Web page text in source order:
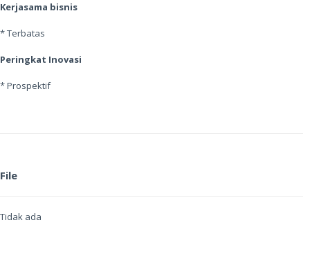
Kerjasama bisnis
* Terbatas
Peringkat Inovasi
* Prospektif
File
Tidak ada